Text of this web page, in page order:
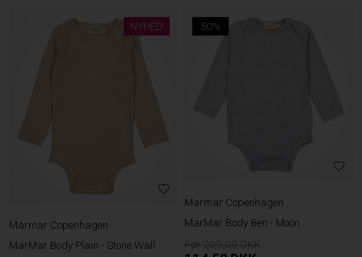
NYHED
Marmar Copenhagen
MarMar Body Plain - Stone Wall
50%
Marmar Copenhagen
MarMar Body Ben - Moon
229,00